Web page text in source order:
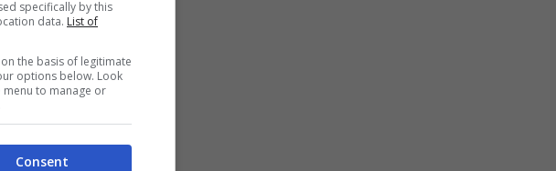
sono
sapere che
può finire in
Kvara.
specifically by this
data. List of
the basis of legitimate
options below. Look
to manage or
Consent